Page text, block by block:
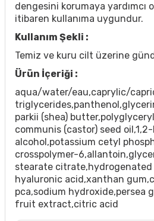
dengesini korumaya yardımcı
itibaren kullanıma uygundur.
Kullanım Şekli :
Temiz ve kuru cilt üzerine
Ürün İçeriği :
aqua/water/eau,caprylic/
parkii (shea)
communis (castor) seed
alcohol,potassium cetyl
crosspolymer-
stearate
hyaluronic acid,xanthan
pca,sodium hydroxide,persea
fruit extract,citric acid